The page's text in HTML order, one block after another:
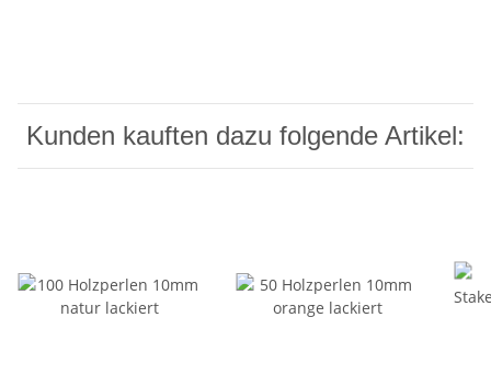
Kunden kauften dazu folgende Artikel: